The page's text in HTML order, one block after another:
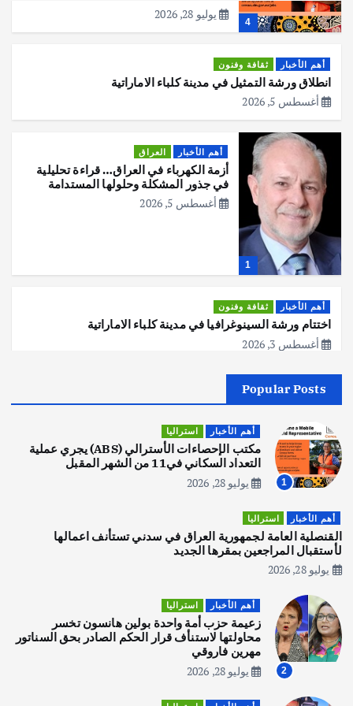
4
يوليو 28, 2026
أهم الأخبار ثقافة وفنون
انطلاق ورشة التمثيل في مدينة كلباء الاماراتية
أغسطس 5, 2026
1
أهم الأخبار العراق
أزمة الكهرباء في العراق… قراءة تحليلية
في جذور المشكلة وحلولها المستدامة
أغسطس 5, 2026
أهم الأخبار ثقافة وفنون
اختتام ورشة السينوغرافيا في مدينة كلباء الاماراتية
أغسطس 3, 2026
2
اصبح بطلاً لأستراليا بلعبة كمال الاجسام
يوليو 30, 2026
3
يوليو 30, 2026
4
المقبل
يوليو 28, 2026
أهم الأخبار ثقافة وفنون
Popular Posts
1
أهم الأخبار استراليا
مكتب الإحصاءات الأسترالي (ABS) يجري عملية
التعداد السكاني في11 من الشهر المقبل
يوليو 28, 2026
أهم الأخبار استراليا
القنصلية العامة لجمهورية العراق في سدني تستأنف اعمالها
لأستقبال المراجعين بمقرها الجديد
يوليو 28, 2026
2
أهم الأخبار استراليا
زعيمة حزب أمة واحدة بولين هانسون تخسر
محاولتها لاستنأف قرار الحكم الصادر بحق السناتور
مهرين فاروقي
يوليو 28, 2026